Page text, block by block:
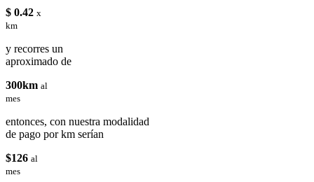
$ 0.42 x
km
y recorres un
aproximado de
300km al
mes
entonces, con nuestra modalidad
de pago por km serían
$126 al
mes